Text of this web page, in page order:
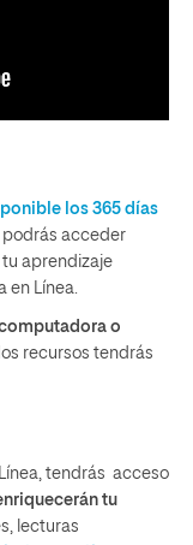
los 365 días
podrás acceder
aprendizaje
en Línea.
o
recursos tendrás
tendrás acceso
tu
lecturas